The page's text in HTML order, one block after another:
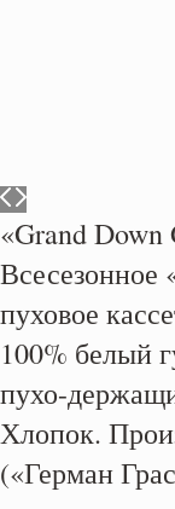
«Grand
Всесезонное
пуховое
100% белый
пухо-
Хлопок.
(«Герман